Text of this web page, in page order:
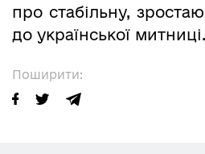
Поширити:
про стабільну,
до української митниці.